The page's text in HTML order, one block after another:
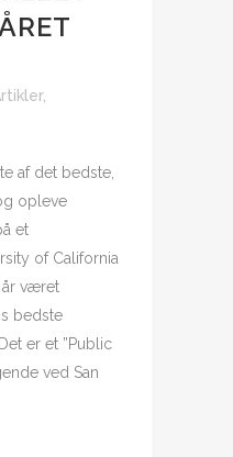
,
af det bedste,
opleve
et
of California
år været
bedste
er et ”Public
ved San